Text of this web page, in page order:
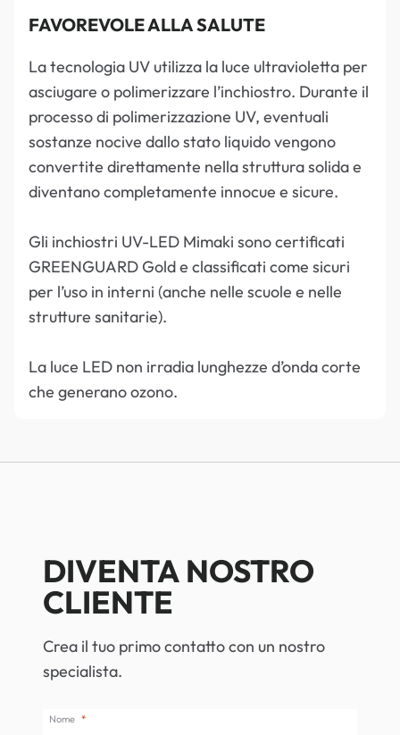
FAVOREVOLE ALLA SALUTE
La tecnologia UV utilizza la luce ultravioletta per
asciugare o polimerizzare l’inchiostro. Durante il
processo di polimerizzazione UV, eventuali
sostanze nocive dallo stato liquido vengono
convertite direttamente nella struttura solida e
diventano completamente innocue e sicure.
Gli inchiostri UV-LED Mimaki sono certificati
GREENGUARD Gold e classificati come sicuri
per l’uso in interni (anche nelle scuole e nelle
strutture sanitarie).
La luce LED non irradia lunghezze d’onda corte
che generano ozono.
DIVENTA NOSTRO
CLIENTE
Crea il tuo primo contatto con un nostro
specialista.
Nome